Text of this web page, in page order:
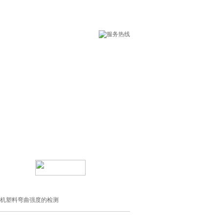
塑料弯曲强度的检测